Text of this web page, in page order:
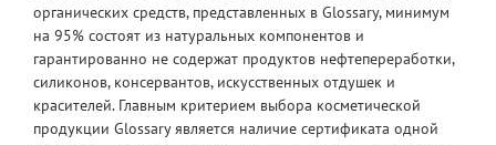
органических средств, представленных в Glossary, минимум
на 95% состоят из натуральных компонентов и
гарантированно не содержат продуктов нефтепереработки,
силиконов, консервантов, искусственных отдушек и
красителей. Главным критерием выбора косметической
продукции Glossary является наличие сертификата одной